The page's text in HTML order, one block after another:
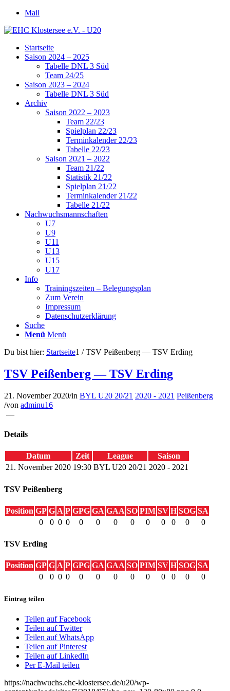
Mail
Startseite
Saison 2024 – 2025
Tabelle DNL 3 Süd
Team 24/25
Saison 2023 – 2024
Tabelle DNL 3 Süd
Archiv
Saison 2022 – 2023
Team 22/23
Spielplan 22/23
Terminkalender 22/23
Tabelle 22/23
Saison 2021 – 2022
Team 21/22
Statistik 21/22
Spielplan 21/22
Terminkalender 21/22
Tabelle 21/22
Nachwuchsmannschaften
U7
U9
U11
U13
U15
U17
Info
Trainingszeiten – Belegungsplan
Zum Verein
Impressum
Datenschutzerklärung
Suche
Menü Menü
Du bist hier: Startseite1 / TSV Peißenberg — TSV Erding
TSV Peißenberg — TSV Erding
21. November 2020/in BYL U20 20/21 2020 - 2021 Peißenberg
/von adminu16
—
Details
Datum Zeit League
Saison
21. November 2020 19:30 BYL U20 20/21 2020 - 2021
TSV Peißenberg
Position GP G A P GPG GA GAA SO PIM SV H SOG SA
0
0 0 0 0 0 0 0 0 0 0 0 0
TSV Erding
Position GP G A P GPG GA GAA SO PIM SV H SOG SA
0
0 0 0 0 0 0 0 0 0 0 0 0
Eintrag teilen
Teilen auf Facebook
Teilen auf Twitter
Teilen auf WhatsApp
Teilen auf Pinterest
Teilen auf LinkedIn
Per E-Mail teilen
https://nachwuchs.ehc-klostersee.de/u20/wp-